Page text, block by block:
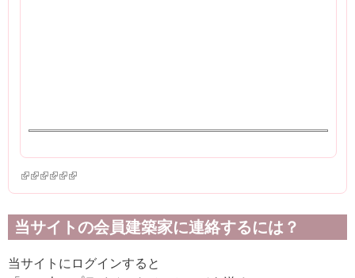
(link is external)
(link is external)
(link is external)
(link is external)
(link is external)
(link is external)
当サイトの会員建築家に連絡するには？
当サイトにログインすると